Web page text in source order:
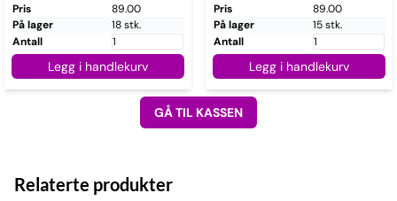
Pris
89.00
På lager
18 stk.
Antall
Legg i handlekurv
Pris
89.00
På lager
15 stk.
Antall
Legg i handlekurv
GÅ TIL KASSEN
Relaterte produkter